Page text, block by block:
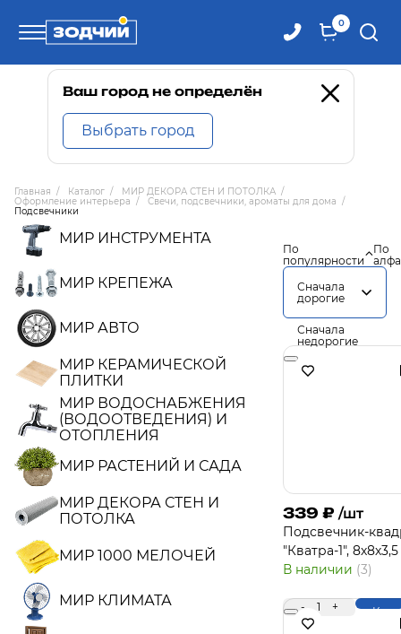
0
Телефоны
8 800 100-71-71
8 (4242) 30-00-27
Ваш город не определён
Выбрать город
Главная / Каталог / МИР ДЕКОРА СТЕН И ПОТОЛКА /
Оформление интерьера / Свечи, подсвечники, ароматы для дома /
Подсвечники
МИР ИНСТРУМЕНТА
МИР КРЕПЕЖА
МИР АВТО
МИР КЕРАМИЧЕСКОЙ
ПЛИТКИ
МИР ВОДОСНАБЖЕНИЯ
(ВОДООТВЕДЕНИЯ) И
ОТОПЛЕНИЯ
МИР РАСТЕНИЙ И САДА
МИР ДЕКОРА СТЕН И
ПОТОЛКА
МИР 1000 МЕЛОЧЕЙ
МИР КЛИМАТА
По
популярности
По
Сначала
дорогие
Сначала
недорогие
339 ₽ /шт
Подсвечник-
"Кватра-1",
В наличии (3)
- 1 +